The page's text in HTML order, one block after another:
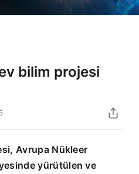
bilim projesi
Avrupa Nükleer
yürütülen ve